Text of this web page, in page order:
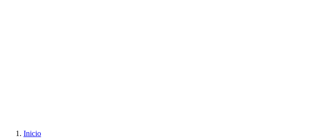
Inicio